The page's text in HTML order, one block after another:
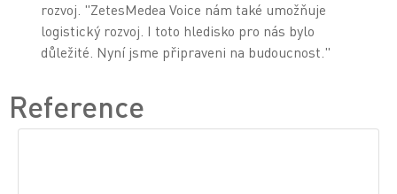
rozvoj. "ZetesMedea Voice nám také umožňuje
logistický rozvoj. I toto hledisko pro nás bylo
důležité. Nyní jsme připraveni na budoucnost."
Reference